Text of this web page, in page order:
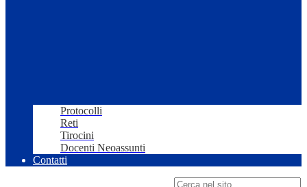
Protocolli
Reti
Tirocini
Docenti Neoassunti
Contatti